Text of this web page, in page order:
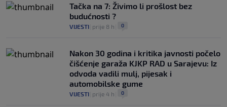
Tačka na 7: Živimo li prošlost bez
budućnosti ?
VIJESTI prije 8 h 0
Nakon 30 godina i kritika javnosti počelo
čišćenje garaža KJKP RAD u Sarajevu: Iz
odvoda vadili mulj, pijesak i
automobilske gume
VIJESTI prije 4 h 0